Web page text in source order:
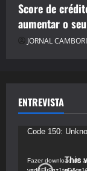
Score de
aumentar o seu
JORNAL
ENTREVISTA
Tocador
vídeo
Code 150:
Fazer download do